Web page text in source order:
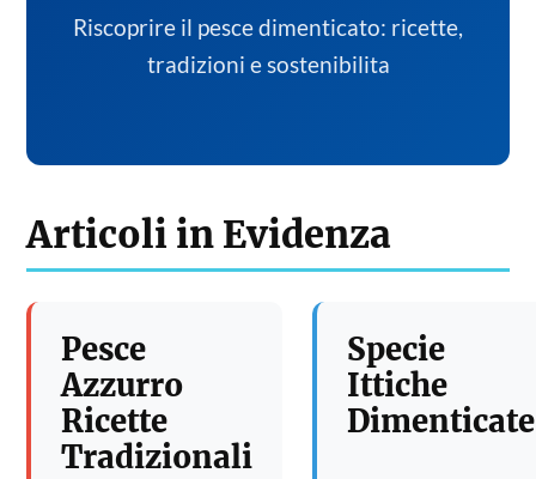
Riscoprire il pesce dimenticato: ricette,
tradizioni e sostenibilita
Articoli in Evidenza
Pesce
Azzurro
Ricette
Tradizionali
Specie
Ittiche
Dimenticate